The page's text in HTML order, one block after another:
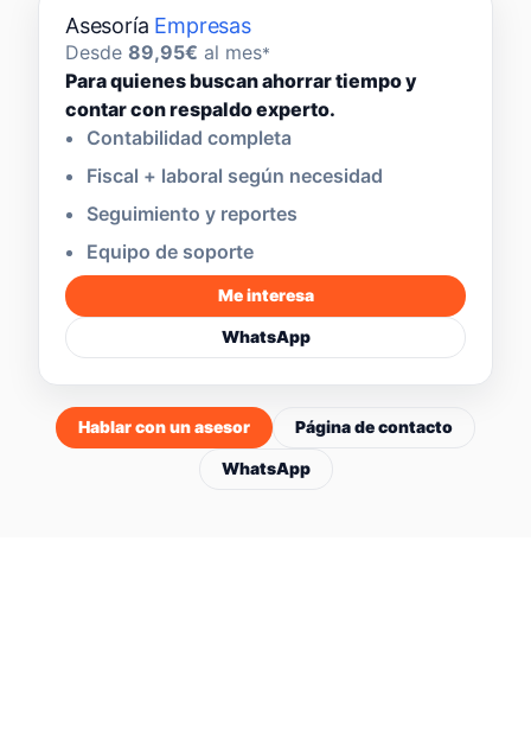
Asesoría Empresas
Desde 89,95€ al mes*
Para quienes buscan ahorrar tiempo y
contar con respaldo experto.
Contabilidad completa
Fiscal + laboral según necesidad
Seguimiento y reportes
Equipo de soporte
Me interesa
WhatsApp
Hablar con un asesor Página de contacto
WhatsApp